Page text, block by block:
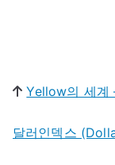
Yellow의 세계
달러인덱스